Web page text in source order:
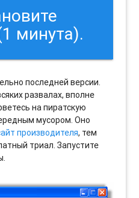
минута).
последней версии.
развалах, вполне
на пиратскую
мусором. Оно
производителя, тем
триал. Запустите